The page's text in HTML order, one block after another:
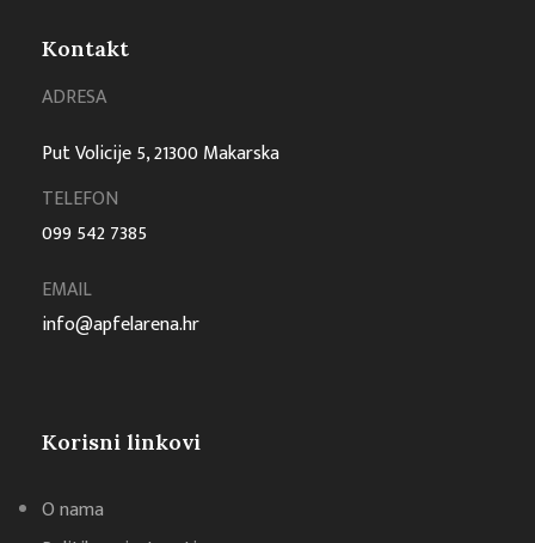
Kontakt
ADRESA
Put Volicije 5, 21300 Makarska
TELEFON
099 542 7385
EMAIL
info@apfelarena.hr
Korisni linkovi
O nama